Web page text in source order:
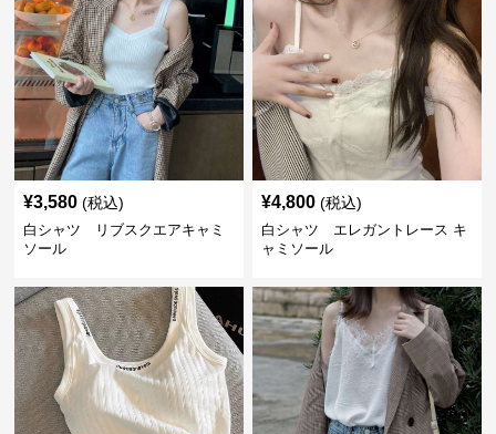
¥3,580 (税込)
白シャツ リブスクエアキャミ
ソール
¥4,800 (税込)
白シャツ エレガントレース キ
ャミソール